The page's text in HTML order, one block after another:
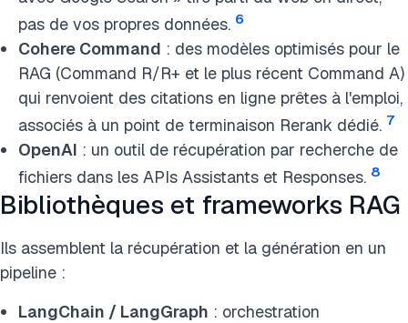
pas de vos propres données. 6
Cohere Command : des modèles optimisés pour le
RAG (Command R/R+ et le plus récent Command A)
qui renvoient des citations en ligne prêtes à l'emploi,
associés à un point de terminaison Rerank dédié. 7
OpenAI : un outil de récupération par recherche de
fichiers dans les APIs Assistants et Responses. 8
Bibliothèques et frameworks RAG
Ils assemblent la récupération et la génération en un
pipeline :
LangChain / LangGraph : orchestration